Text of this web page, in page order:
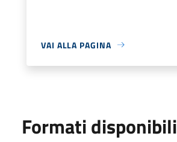
VAI ALLA PAGINA
Formati disponibili